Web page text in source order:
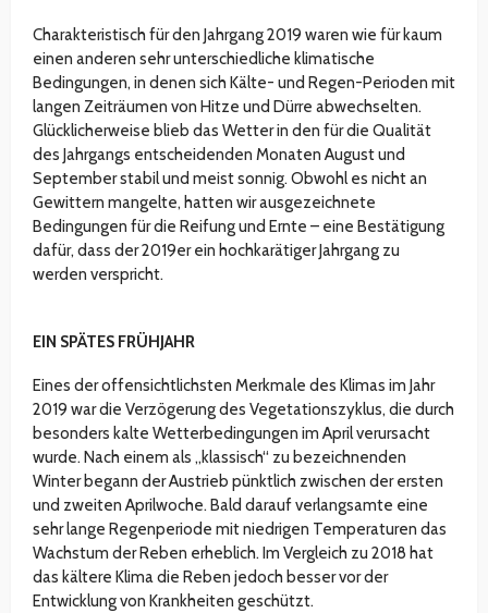
Charakteristisch für den Jahrgang 2019 waren wie für kaum
einen anderen sehr unterschiedliche klimatische
Bedingungen, in denen sich Kälte- und Regen-Perioden mit
langen Zeiträumen von Hitze und Dürre abwechselten.
Glücklicherweise blieb das Wetter in den für die Qualität
des Jahrgangs entscheidenden Monaten August und
September stabil und meist sonnig. Obwohl es nicht an
Gewittern mangelte, hatten wir ausgezeichnete
Bedingungen für die Reifung und Ernte – eine Bestätigung
dafür, dass der 2019er ein hochkarätiger Jahrgang zu
werden verspricht.
EIN SPÄTES FRÜHJAHR
Eines der offensichtlichsten Merkmale des Klimas im Jahr
2019 war die Verzögerung des Vegetationszyklus, die durch
besonders kalte Wetterbedingungen im April verursacht
wurde. Nach einem als „klassisch“ zu bezeichnenden
Winter begann der Austrieb pünktlich zwischen der ersten
und zweiten Aprilwoche. Bald darauf verlangsamte eine
sehr lange Regenperiode mit niedrigen Temperaturen das
Wachstum der Reben erheblich. Im Vergleich zu 2018 hat
das kältere Klima die Reben jedoch besser vor der
Entwicklung von Krankheiten geschützt.